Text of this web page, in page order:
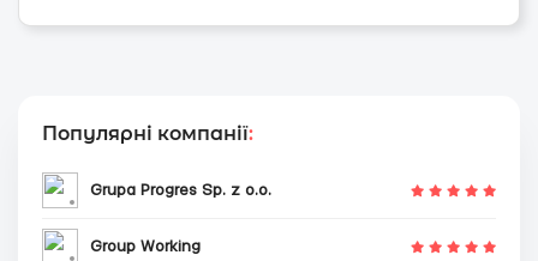
Популярні компанії:
Grupa Progres Sp. z o.o.
Group Working